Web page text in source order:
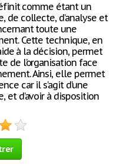
comme étant un
de collecte, d’analyse et
toute une
Cette technique, en
à la décision, permet
de l’organisation face
Ainsi, elle permet
car il s’agit d’une
d’avoir à disposition